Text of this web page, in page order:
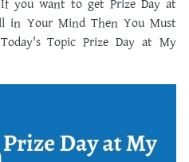
you want to get Prize Day at
in Your Mind Then You Must
Topic Prize Day at My